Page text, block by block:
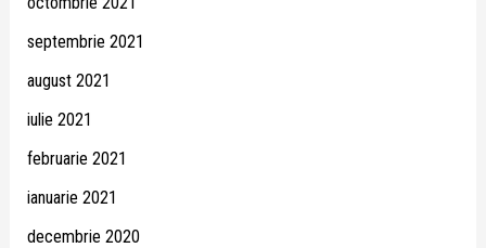
septembrie 2021
august 2021
iulie 2021
februarie 2021
ianuarie 2021
decembrie 2020